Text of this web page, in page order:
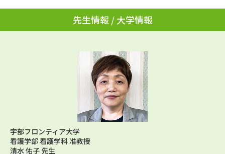
大学進学IDについて
個人情報取扱規定
テレメール進学カタログ
訂正のご案内
先生情報 / 大学情報
宇部フロンティア大学
看護学部 看護学科 准教授
清水 佑子 先生